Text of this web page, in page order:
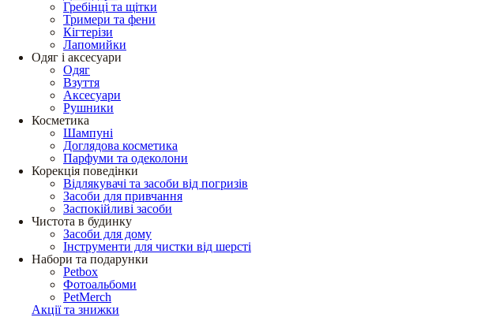
Гребінці та щітки
Тримери та фени
Кігтерізи
Лапомийки
Одяг і аксесуари
Одяг
Взуття
Аксесуари
Рушники
Косметика
Шампуні
Доглядова косметика
Парфуми та одеколони
Корекція поведінки
Відлякувачі та засоби від погризів
Засоби для привчання
Заспокійливі засоби
Чистота в будинку
Засоби для дому
Інструменти для чистки від шерсті
Набори та подарунки
Petbox
Фотоальбоми
PetMerch
Акції та знижки